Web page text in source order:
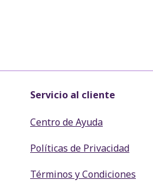
Servicio al cliente
Centro de Ayuda
Políticas de Privacidad
Términos y Condiciones